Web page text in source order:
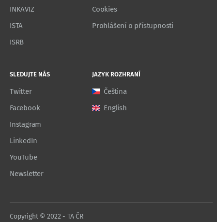
INKAVIZ
ISTA
ISRB
Cookies
Prohlášení o přístupnosti
SLEDUJTE NÁS
Twitter
Facebook
Instagram
LinkedIn
YouTube
Newsletter
JAZYK ROZHRANÍ
Čeština
English
Copyright © 2022 - TA ČR